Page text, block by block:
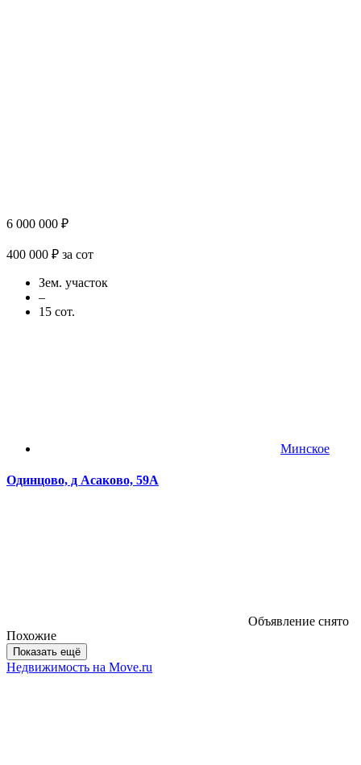
6 000 000 ₽
400 000 ₽ за сот
Зем. участок
–
15 сот.
Минское
Одинцово, д Асаково, 59А
Объявление снято
Похожие
Показать ещё
Недвижимость на Move.ru